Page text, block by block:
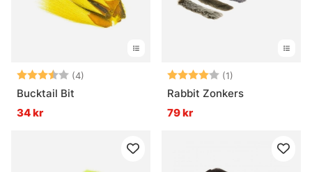
Betyg: (4)
3.3 utav 5 stjärnor
Bucktail Bit
34 kr
Betyg: (1)
Rabbit Zonkers
79 kr